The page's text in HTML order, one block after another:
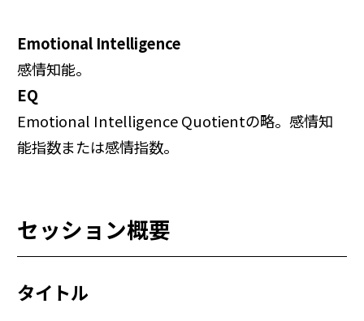
Emotional Intelligence
感情知能。
EQ
Emotional Intelligence Quotientの略。感情知
能指数または感情指数。
セッション概要
タイトル